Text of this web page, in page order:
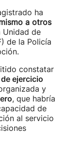
ha
a otros
Unidad de
de la Policía
constatar
ejercicio
y
, que habría
de
al servicio